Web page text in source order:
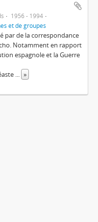
1956 - 1994
et de groupes
par de la correspondance
Notamment en rapport
espagnole et la Guerre
... »